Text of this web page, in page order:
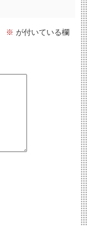
※ が付いている欄